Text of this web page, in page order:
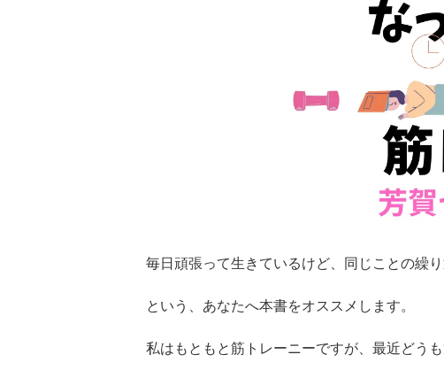
毎日頑張って生きているけど、同じことの繰
という、あなたへ本書をオススメします。
私はもともと筋トレーニーですが、最近どう